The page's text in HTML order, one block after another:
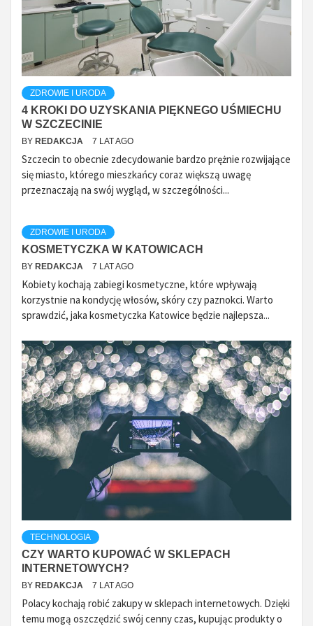
ZDROWIE I URODA
4 KROKI DO UZYSKANIA PIĘKNEGO UŚMIECHU
W SZCZECINIE
BY REDAKCJA 7 LAT AGO
Szczecin to obecnie zdecydowanie bardzo prężnie rozwijające
się miasto, którego mieszkańcy coraz większą uwagę
przeznaczają na swój wygląd, w szczególności...
ZDROWIE I URODA
KOSMETYCZKA W KATOWICACH
BY REDAKCJA 7 LAT AGO
Kobiety kochają zabiegi kosmetyczne, które wpływają
korzystnie na kondycję włosów, skóry czy paznokci. Warto
sprawdzić, jaka kosmetyczka Katowice będzie najlepsza...
TECHNOLOGIA
CZY WARTO KUPOWAĆ W SKLEPACH
INTERNETOWYCH?
BY REDAKCJA 7 LAT AGO
Polacy kochają robić zakupy w sklepach internetowych. Dzięki
temu mogą oszczędzić swój cenny czas, kupując produkty o